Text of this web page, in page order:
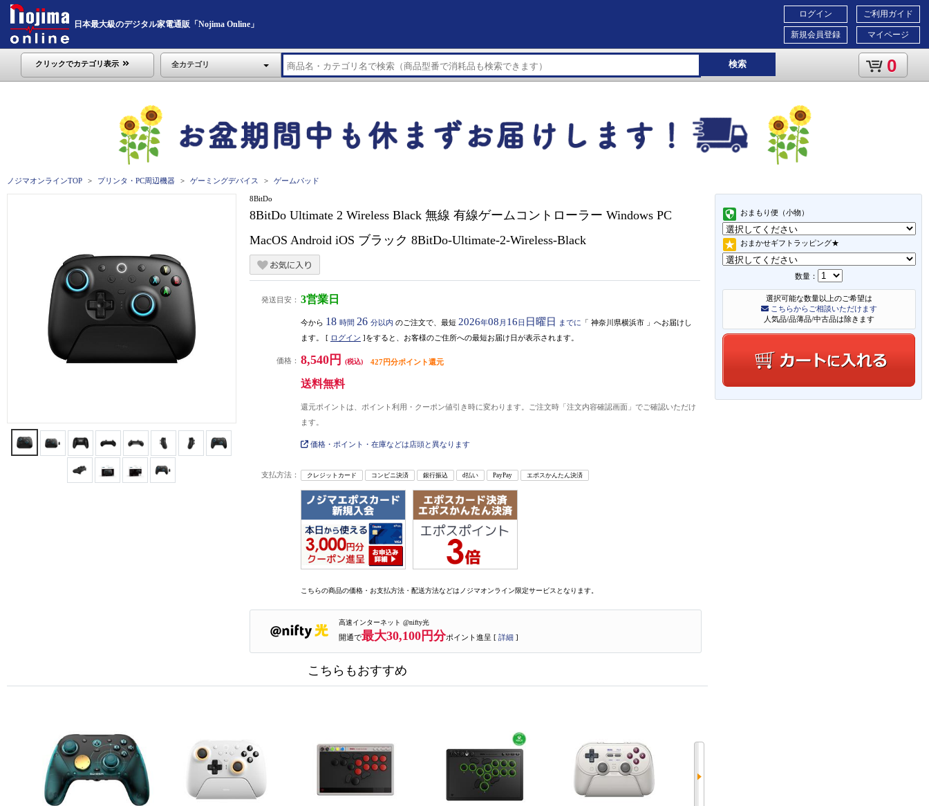
日本最大級のデジタル家電通販「Nojima Online」
ご利用ガイド
マイページ
ログイン
新規会員登録
クリックでカテゴリ表示 全カテゴリ 検索 0
ノジマオンラインTOP プリンタ・PC周辺機器 ゲーミングデバイス ゲームパッド
おまもり便（小物）
おまかせギフトラッピング★
数量：
選択可能な数量以上のご希望は
こちらからご相談いただけます
人気品/品薄品/中古品は除きます
8BitDo
8BitDo Ultimate 2 Wireless Black 無線 有線ゲームコントローラー Windows PC
MacOS Android iOS ブラック 8BitDo-Ultimate-2-Wireless-Black
発送目安： 3営業日
今から 18 時間 26 分以内 のご注文で、最短 2026年08 月 16日 日曜日 までに 「 神奈川県横浜市 」 へお届けし
ます。 [ ログイン ]をすると、お客様のご住所への最短お届け日が表示されます。
価格： 8,540円 (税込) 427円分ポイント還元
送料無料
還元ポイントは、ポイント利用・クーポン値引き時に変わります。ご注文時「注文内容確認画面」でご確認いただけ
ます。
価格・ポイント・在庫などは店頭と異なります
支払方法： クレジットカード コンビニ決済 銀行振込 d払い PayPay エポスかんたん決済
こちらの商品の価格・お支払方法・配送方法などはノジマオンライン限定サービスとなります。
高速インターネット @nifty光
開通で最大30,100円分ポイント進呈 [ 詳細 ]
こちらもおすすめ